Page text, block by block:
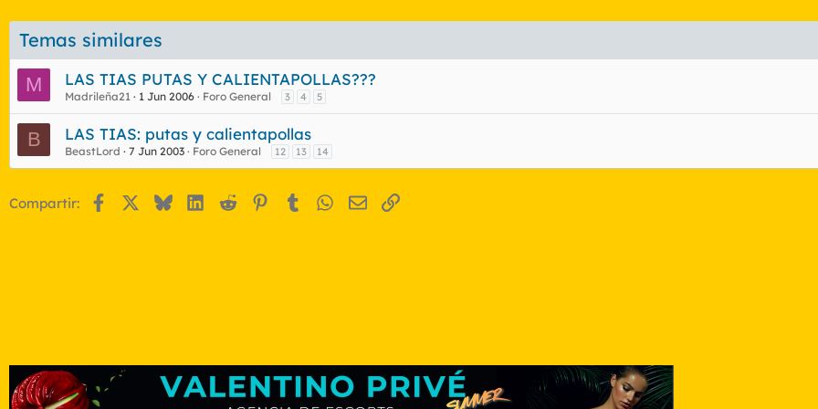
Temas similares
M
LAS TIAS PUTAS Y CALIENTAPOLLAS???
Madrileña21 1 Jun 2006 Foro General 3 4 5
B LAS TIAS: putas y calientapollas
BeastLord 7 Jun 2003 Foro General 12 13 14
Compartir: FacebookBlueskyLinkedIn
Reddit Pinterest
Tumblr WhatsApp
EmailEnlace